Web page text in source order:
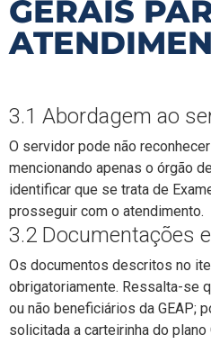
GERAIS
3.1 Abordagem ao
O servidor pode não
mencionando apenas o órgão
identificar que se trata de
prosseguir com o atendimento.
3.2 Documentações
Os documentos descritos no
obrigatoriamente. Ressalta-se
ou não beneficiários da GEAP;
solicitada a carteirinha do